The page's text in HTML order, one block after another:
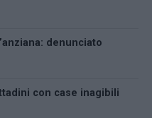
denunciato
con case inagibili